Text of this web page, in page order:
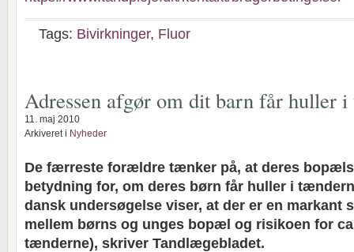
Tags: Bivirkninger, Fluor
Adressen afgør om dit barn får huller
11. maj 2010
Arkiveret i Nyheder
De færreste forældre tænker på, at deres
betydning for, om deres børn får huller i
dansk undersøgelse viser, at der er en markant
mellem børns og unges bopæl og risikoen for
tænderne), skriver Tandlægebladet.